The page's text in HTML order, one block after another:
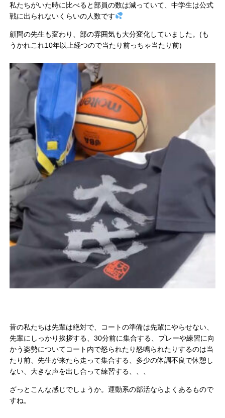
私たちがいた時に比べると部員の数は減っていて、中学生は公式
戦に出られないくらいの人数です
顧問の先生も変わり、部の雰囲気も大分変化していました。(も
うかれこれ10年以上経つので当たり前っちゃ当たり前)
昔の私たちは先輩は絶対で、コートの準備は先輩にやらせない、
先輩にしっかり挨拶する、30分前に集合する、プレーや練習に向
かう姿勢についてコート内で怒られたり怒鳴られたりするのは当
たり前、先生が来たら走って集合する、多少の体調不良で休憩し
ない、大きな声を出し合って練習する、、、
ざっとこんな感じでしょうか。運動系の部活ならよくあるもので
すね。